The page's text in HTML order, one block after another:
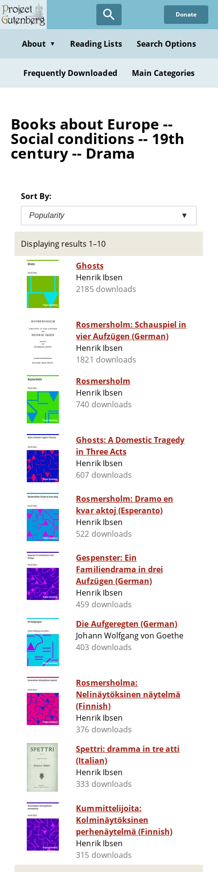
Skip
to
content
Donate
About ▼ Reading Lists Search Options
Frequently Downloaded Main Categories
Books about Europe --
Social conditions -- 19th
century -- Drama
Sort By:
Popularity ▼
Displaying results 1–10
Ghosts
Henrik Ibsen
2185 downloads
Rosmersholm: Schauspiel in
vier Aufzügen (German)
Henrik Ibsen
1821 downloads
Rosmersholm
Henrik Ibsen
740 downloads
Ghosts: A Domestic Tragedy
in Three Acts
Henrik Ibsen
607 downloads
Rosmersholm: Dramo en
kvar aktoj (Esperanto)
Henrik Ibsen
522 downloads
Gespenster: Ein
Familiendrama in drei
Aufzügen (German)
Henrik Ibsen
459 downloads
Die Aufgeregten (German)
Johann Wolfgang von Goethe
403 downloads
Rosmersholma:
Nelinäytöksinen näytelmä
(Finnish)
Henrik Ibsen
376 downloads
Spettri: dramma in tre atti
(Italian)
Henrik Ibsen
333 downloads
Kummittelijoita:
Kolminäytöksinen
perhenäytelmä (Finnish)
Henrik Ibsen
315 downloads